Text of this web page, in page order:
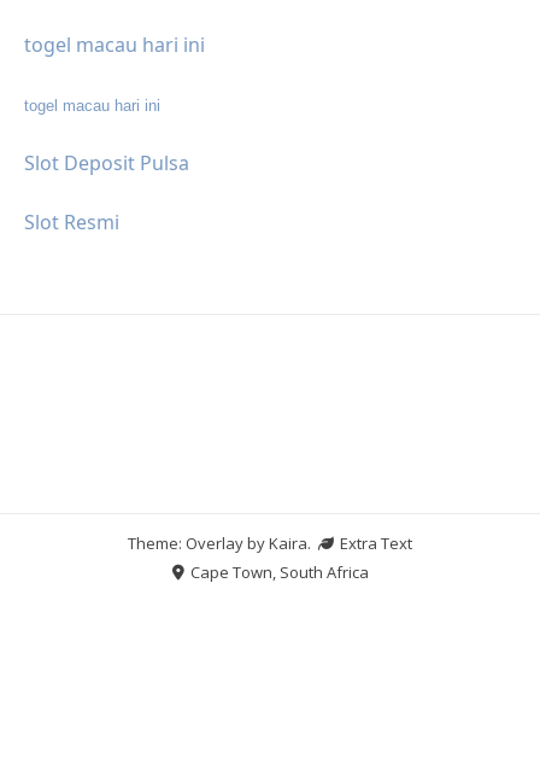
togel macau hari ini
togel macau hari ini
Slot Deposit Pulsa
Slot Resmi
Theme: Overlay byKaira.
Extra Text
Cape Town, South Africa